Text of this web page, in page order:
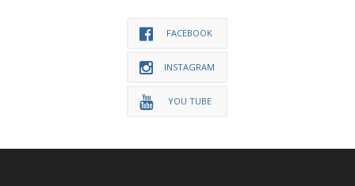
FACEBOOK
INSTAGRAM
YOU TUBE